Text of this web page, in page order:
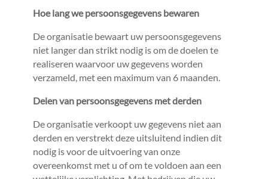
Hoe lang we persoonsgegevens bewaren
De organisatie bewaart uw persoonsgegevens
niet langer dan strikt nodig is om de doelen te
realiseren waarvoor uw gegevens worden
verzameld, met een maximum van 6 maanden.
Delen van persoonsgegevens met derden
De organisatie verkoopt uw gegevens niet aan
derden en verstrekt deze uitsluitend indien dit
nodig is voor de uitvoering van onze
overeenkomst met u of om te voldoen aan een